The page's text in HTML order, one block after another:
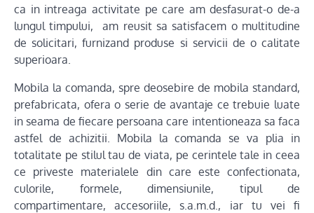
ca in intreaga activitate pe care am desfasurat-o de-a
lungul timpului, am reusit sa satisfacem o multitudine
de solicitari, furnizand produse si servicii de o calitate
superioara.
Mobila la comanda, spre deosebire de mobila standard,
prefabricata, ofera o serie de avantaje ce trebuie luate
in seama de fiecare persoana care intentioneaza sa faca
astfel de achizitii. Mobila la comanda se va plia in
totalitate pe stilul tau de viata, pe cerintele tale in ceea
ce priveste materialele din care este confectionata,
culorile, formele, dimensiunile, tipul de
compartimentare, accesoriile, s.a.m.d., iar tu vei fi